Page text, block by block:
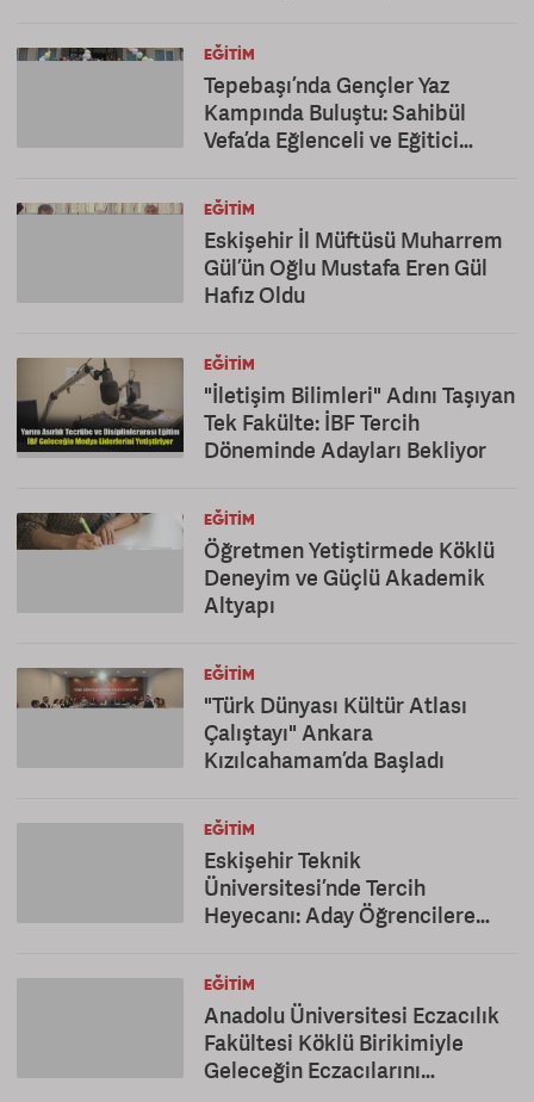
EĞITIM
Tepebaşı’nda Gençler Yaz
Kampında Buluştu: Sahibül
Vefa’da Eğlenceli ve Eğitici
EĞITIM
Eskişehir İl Müftüsü Muharrem
Gül’ün Oğlu Mustafa Eren Gül
Hafız Oldu
EĞITIM
"İletişim Bilimleri" Adını Taşıyan
Tek Fakülte: İBF Tercih
Döneminde Adayları Bekliyor
EĞITIM
Öğretmen Yetiştirmede Köklü
Deneyim ve Güçlü Akademik
Altyapı
EĞITIM
"Türk Dünyası Kültür Atlası
Çalıştayı" Ankara
Kızılcahamam’da Başladı
EĞITIM
Eskişehir Teknik
Üniversitesi’nde Tercih
Heyecanı: Aday Öğrencilere
EĞITIM
Anadolu Üniversitesi Eczacılık
Fakültesi Köklü Birikimiyle
Geleceğin Eczacılarını